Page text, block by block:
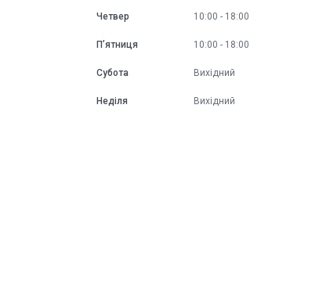
Четвер 10:00 18:00
Пʼятниця 10:00 18:00
Субота Вихідний
Неділя Вихідний